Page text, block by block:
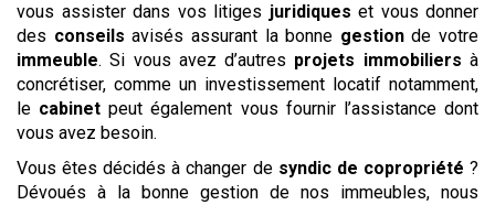
vous assister dans vos litiges juridiques et vous donner
des conseils avisés assurant la bonne gestionde votre
immeuble. Si vous avez d’autres projets immobiliers à
concrétiser, comme un investissement locatif notamment,
le cabinet peut également vous fournir l’assistance dont
vous avez besoin.
Vous êtes décidés à changer de syndic de copropriété ?
Dévoués à la bonne gestion de nos immeubles, nous